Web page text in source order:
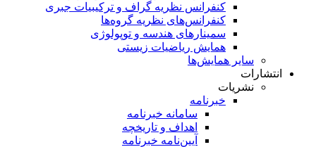
کنفرانس نظریه گراف و ترکیبیات جبری
کنفرانس‌های نظریه گروه‌ها
سمینار‌های هندسه و توپولوژی
همایش ریاضیات زیستی
سایر همایش‌ها
انتشارات
نشریات
خبرنامه
سامانه خبرنامه
اهداف و تاریخچه
آیین‌نامه خبرنامه